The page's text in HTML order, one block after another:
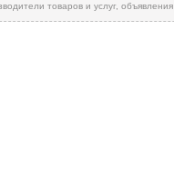
товаров и услуг, объявления